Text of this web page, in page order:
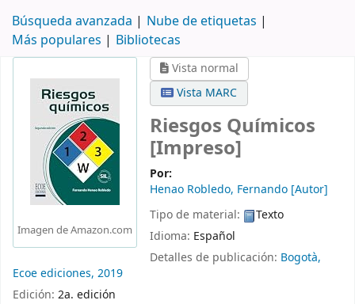
Búsqueda avanzada
Nube de etiquetas
Más populares
Bibliotecas
Imagen de Amazon.com
Vista normal
Vista MARC
Riesgos Químicos
[Impreso]
Por:
Henao Robledo, Fernando [Autor]
Tipo de material:
Texto
Idioma: Español
Detalles de publicación: Bogotà,
Ecoe ediciones, 2019
Edición: 2a. edición